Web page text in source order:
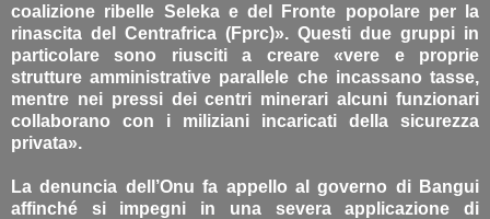
coalizione ribelle Seleka e del Fronte popolare per la
rinascita del Centrafrica (Fprc)». Questi due gruppi in
particolare sono riusciti a creare «vere e proprie
strutture amministrative parallele che incassano tasse,
mentre nei pressi dei centri minerari alcuni funzionari
collaborano con i miliziani incaricati della sicurezza
privata».
La denuncia dell’Onu fa appello al governo di Bangui
affinché si impegni in una severa applicazione di